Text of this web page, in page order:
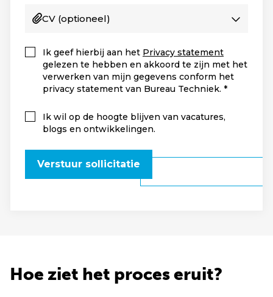
CV (optioneel)
Ik geef hierbij aan het Privacy statement
gelezen te hebben en akkoord te zijn met het
verwerken van mijn gegevens conform het
privacy statement van Bureau Techniek.
Ik wil op de hoogte blijven van vacatures,
blogs en ontwikkelingen.
Verstuur sollicitatie
Hoe ziet het proces eruit?